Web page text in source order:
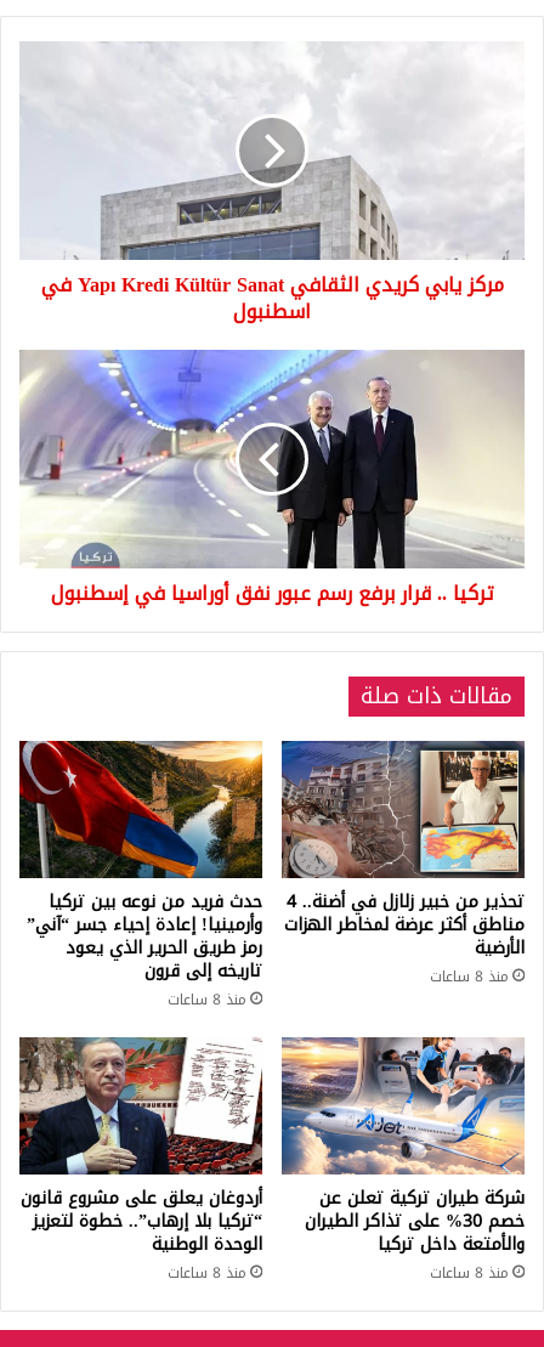
Yapı
Kültür
في
اسطنبول
مركز يابي كريدي الثقافي Yapı Kredi Kültür Sanat في
اسطنبول
أوراسيا
في
إسطنبول
تركيا .. قرار برفع رسم عبور نفق أوراسيا في إسطنبول
مقالات ذات صلة
تحذير من خبير زلازل في أضنة.. 4
مناطق أكثر عرضة لمخاطر الهزات
الأرضية
منذ 8 ساعات
حدث فريد من نوعه بين تركيا
وأرمينيا! إعادة إحياء جسر “آني”
رمز طريق الحرير الذي يعود
تاريخه إلى قرون
منذ 8 ساعات
شركة طيران تركية تعلن عن
خصم 30% على تذاكر الطيران
والأمتعة داخل تركيا
منذ 8 ساعات
أردوغان يعلق على مشروع قانون
“تركيا بلا إرهاب”.. خطوة لتعزيز
الوحدة الوطنية
منذ 8 ساعات